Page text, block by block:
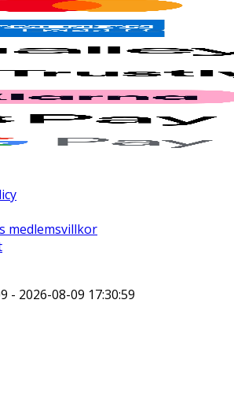
medlemsvillkor
- 2026-08-09 17:30:59